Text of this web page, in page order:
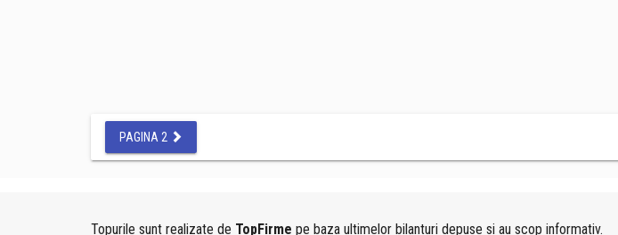
PAGINA 2
Topurile sunt realizate de TopFirme pe baza ultimelor bilanturi depuse si au scop informativ.